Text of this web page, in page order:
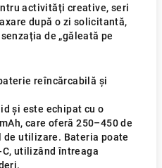
activități creative, seri
după o zi solicitantă,
de „găleată pe
reîncărcabilă și
și este echipat cu o
care oferă 250–450 de
utilizare. Bateria poate
utilizând întreaga